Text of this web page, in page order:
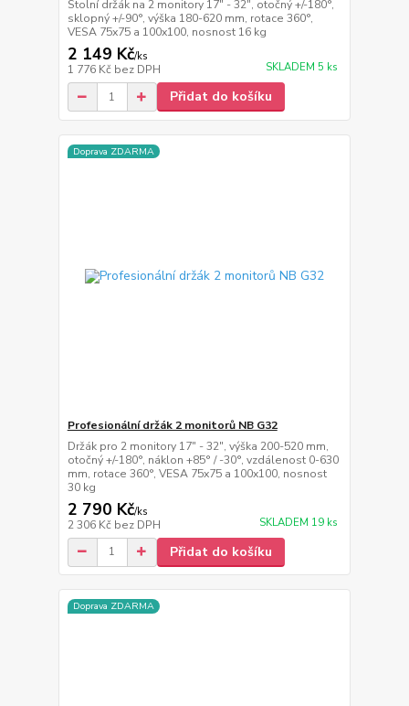
Stolní držák na 2 monitory 17" - 32", otočný +/-180°,
sklopný +/-90°, výška 180-620 mm, rotace 360°,
VESA 75x75 a 100x100, nosnost 16 kg
2 149 Kč/ks
1 776 Kč bez DPH SKLADEM 5 ks
Přidat do košíku
Doprava ZDARMA
Profesionální držák 2 monitorů NB G32
Držák pro 2 monitory 17" - 32", výška 200-520 mm,
otočný +/-180°, náklon +85° / -30°, vzdálenost 0-630
mm, rotace 360°, VESA 75x75 a 100x100, nosnost
30 kg
2 790 Kč/ks
2 306 Kč bez DPH SKLADEM 19 ks
Přidat do košíku
Doprava ZDARMA